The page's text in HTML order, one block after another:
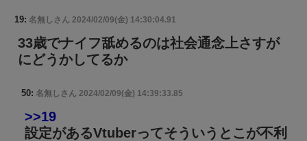
19: 名無しさん 2024/02/09(金) 14:30:04.91
33歳でナイフ舐めるのは社会通念上さすが
にどうかしてるか
50: 名無しさん 2024/02/09(金) 14:39:33.85
>>19
設定があるVtuberってそういうとこが不利